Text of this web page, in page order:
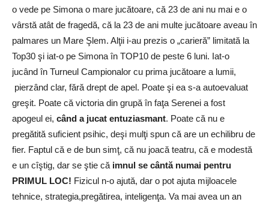
o vede pe Simona o mare jucătoare, că 23 de ani nu mai e o
vârstă atât de fragedă, că la 23 de ani multe jucătoare aveau în
palmares un Mare Şlem. Alţii i-au prezis o „carieră” limitată la
Top30 şi iat-o pe Simona în TOP10 de peste 6 luni. Iat-o
jucând în Turneul Campionalor cu prima jucătoare a lumii,
pierzând clar, fără drept de apel. Poate şi ea s-a autoevaluat
greşit. Poate că victoria din grupă în faţa Serenei a fost
apogeul ei, când a jucat entuziasmant. Poate că nu e
pregătită suficient psihic, deşi mulţi spun că are un echilibru de
fier. Faptul că e de bun simţ, că nu joacă teatru, că e modestă
e un cîştig, dar se ştie că imnul se cântă numai pentru
PRIMUL LOC! Fizicul n-o ajută, dar o pot ajuta mijloacele
tehnice, strategia,pregătirea, inteligenţa. Va mai avea un an